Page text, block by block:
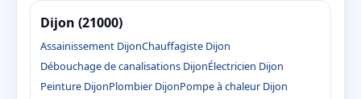
Dijon (21000)
Assainissement DijonChauffagiste Dijon
Débouchage de canalisations DijonÉlectricien Dijon
Peinture DijonPlombier DijonPompe à chaleur Dijon